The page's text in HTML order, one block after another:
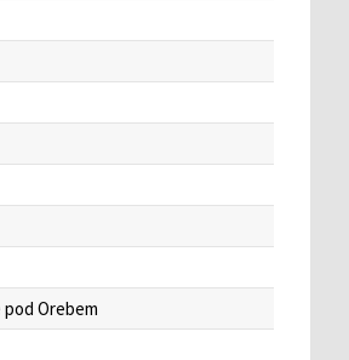
Orebem